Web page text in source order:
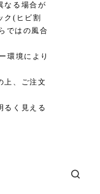
なる場合が
ク(ヒビ割
ではの風合
環境により
上、ご注文
るく見える